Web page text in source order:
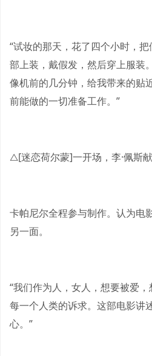
“试妆的那天，花了四个小时，
部上装，戴假发，然后穿上服装
像机前的几分钟，给我带来的贴
前能做的一切准备工作。”
△[迷恋荷尔蒙]一开场，李·佩斯
卡帕尼尔全程参与制作。认为电
另一面。
“我们作为人，女人，想要被爱
每一个人类的诉求。这部电影讲
心。”